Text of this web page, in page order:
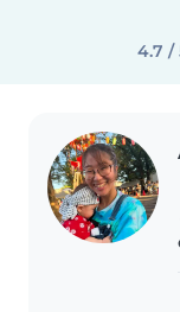
4.7 /